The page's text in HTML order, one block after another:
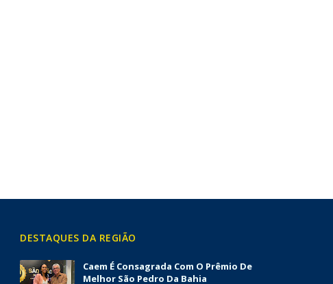
DESTAQUES DA REGIÃO
Caem É Consagrada Com O Prêmio De
Melhor São Pedro Da Bahia